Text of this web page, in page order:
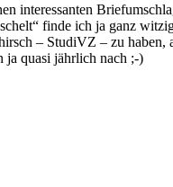
interessanten
finde ich ja ganz
– StudiVZ – zu
ja quasi jährlich nach ;-)